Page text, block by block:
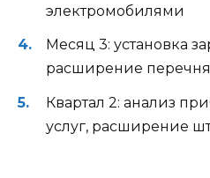
электромобилями
Месяц 3: установка
расширение перечня
Квартал 2: анализ
услуг, расширение